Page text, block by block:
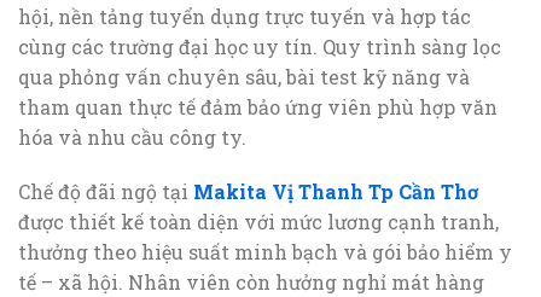
hội, nền tảng tuyển dụng trực tuyến và hợp tác
cùng các trường đại học uy tín. Quy trình sàng lọc
qua phỏng vấn chuyên sâu, bài test kỹ năng và
tham quan thực tế đảm bảo ứng viên phù hợp văn
hóa và nhu cầu công ty.
Chế độ đãi ngộ tại Makita Vị Thanh Tp Cần Thơ
được thiết kế toàn diện với mức lương cạnh tranh,
thưởng theo hiệu suất minh bạch và gói bảo hiểm y
tế – xã hội. Nhân viên còn hưởng nghỉ mát hàng